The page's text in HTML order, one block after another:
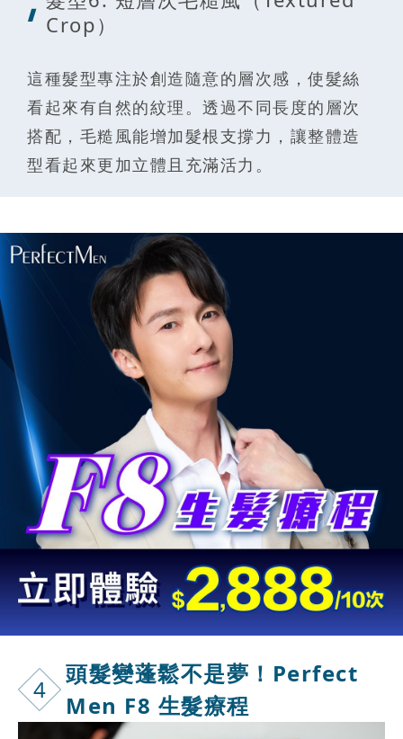
Crop）
這種髮型專注於創造隨意的層次感，使髮絲
看起來有自然的紋理。透過不同長度的層次
搭配，毛糙風能增加髮根支撐力，讓整體造
型看起來更加立體且充滿活力。
4
頭髮變蓬鬆不是夢！Perfect
Men F8 生髮療程